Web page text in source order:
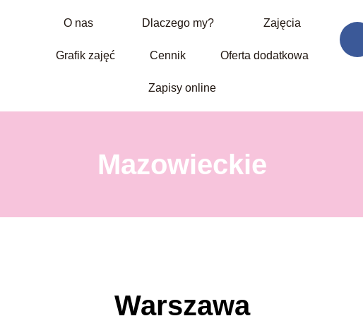
O nas Dlaczego my? Zajęcia
Grafik zajęć Cennik Oferta dodatkowa
Zapisy online
Mazowieckie
Warszawa